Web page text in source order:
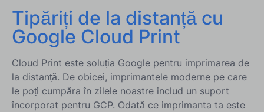
Tipăriți de la distanță cu
Google Cloud Print
Cloud Print este soluția Google pentru imprimarea de
la distanță. De obicei, imprimantele moderne pe care
le poți cumpăra în zilele noastre includ un suport
încorporat pentru GCP. Odată ce imprimanta ta este